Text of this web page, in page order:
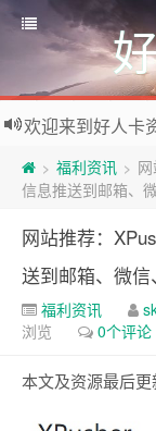
> 福利资讯 >
信息推送到邮箱、
网站推荐：
送到邮箱、微
福利资讯
浏览
0个评论
本文及资源最后